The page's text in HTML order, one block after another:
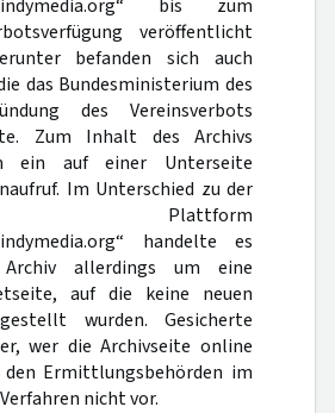
bis zum
veröffentlicht
befanden sich auch
das Bundesministerium des
des Vereinsverbots
Zum Inhalt des Archivs
ein auf einer Unterseite
Im Unterschied zu der
Plattform
handelte es
allerdings um eine
auf die keine neuen
wurden. Gesicherte
wer die Archivseite online
Ermittlungsbehörden im
nicht vor.